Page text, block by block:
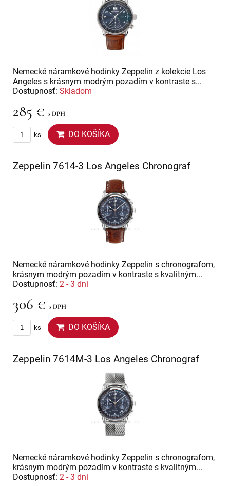
Nemecké náramkové hodinky Zeppelin z kolekcie Los
Angeles s krásnym modrým pozadím v kontraste s...
Dostupnosť: Skladom
285 € s DPH
ks DO KOŠÍKA
Zeppelin 7614-3 Los Angeles Chronograf
Nemecké náramkové hodinky Zeppelin s chronografom,
krásnym modrým pozadím v kontraste s kvalitným...
Dostupnosť: 2 - 3 dni
306 € s DPH
ks DO KOŠÍKA
Zeppelin 7614M-3 Los Angeles Chronograf
Nemecké náramkové hodinky Zeppelin s chronografom,
krásnym modrým pozadím v kontraste s kvalitným...
Dostupnosť: 2 - 3 dni